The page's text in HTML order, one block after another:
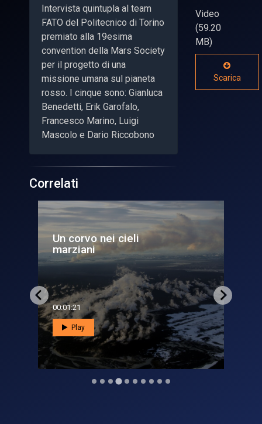
Intervista quintupla al team
FATO del Politecnico di Torino
premiato alla 19esima
convention della Mars Society
per il progetto di una
missione umana sul pianeta
rosso. I cinque sono: Gianluca
Benedetti, Erik Garofalo,
Francesco Marino, Luigi
Mascolo e Dario Riccobono
Video
(59.20
MB)
Scarica
Correlati
Guarda che lune: la sonda
Juno su Giove per altri ci...
00:06:55
Play